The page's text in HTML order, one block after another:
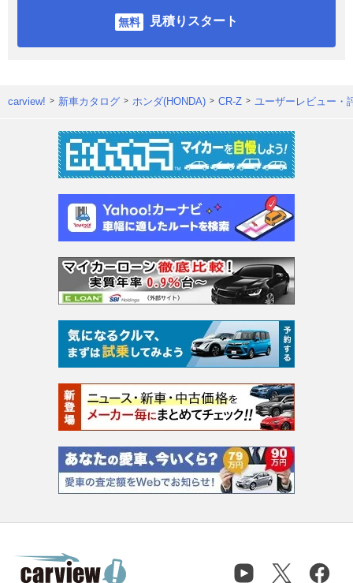
見積りスタート
carview! 新車カタログ ホンダ(HONDA) CR-Z ユーザーレビュー・